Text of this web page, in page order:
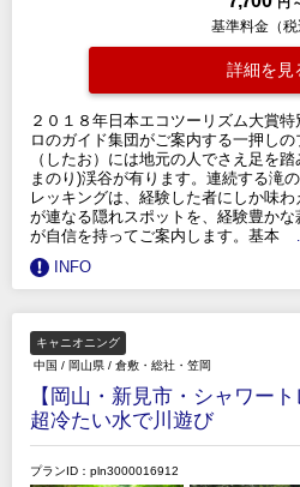
基準料金（税
詳細を見
２０１８年日本エコツーリズム大賞
ロのガイド集団がご案内する一押し
（したお）には地元の人でさえ足を
まのり)渓谷が有ります。連続する滝
レッキングは、経験した者にしか味
が連なる隠れスポットを、経験豊か
が自信を持ってご案内します。基本
INFO
キャニオニング
中国 / 岡山県 / 倉敷・総社・笠岡
【岡山・新見市・シャワー
超冷たい水で川遊び
プランID：pln3000016912